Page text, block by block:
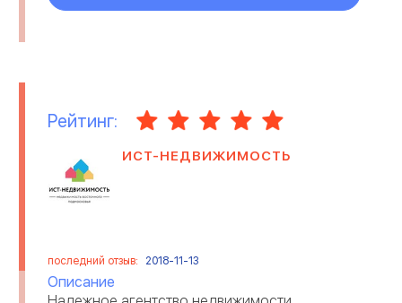
Рейтинг:
ИСТ-НЕДВИЖИМОСТЬ
последний отзыв: 2018-11-13
Описание